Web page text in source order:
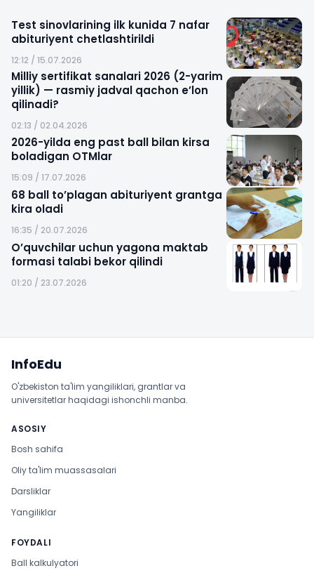
Test sinovlarining ilk kunida 7 nafar
abituriyent chetlashtirildi
12:12 / 15.07.2026
Milliy sertifikat sanalari 2026 (2-yarim
yillik) — rasmiy jadval qachon e’lon
qilinadi?
02:13 / 02.04.2026
2026-yilda eng past ball bilan kirsa
boladigan OTMlar
15:09 / 17.07.2026
68 ball to’plagan abituriyent grantga
kira oladi
16:35 / 20.07.2026
O’quvchilar uchun yagona maktab
formasi talabi bekor qilindi
01:20 / 23.07.2026
InfoEdu
O'zbekiston ta'lim yangiliklari, grantlar va
universitetlar haqidagi ishonchli manba.
ASOSIY
Bosh sahifa
Oliy ta'lim muassasalari
Darsliklar
Yangiliklar
FOYDALI
Ball kalkulyatori